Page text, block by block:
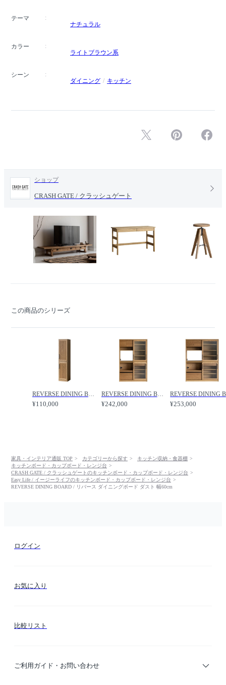
テーマ
ナチュラル
カラー
ライトブラウン系
シーン
ダイニング
キッチン
ショップ
CRASH GATE / クラッシュゲート
この商品のシリーズ
¥110,000
REVERSE DINING BOARD / リバース ダイニングボード 幅120cm / CRASH GATE / クラッシュゲート
¥242,000 ¥253,000
家具・インテリア通販 TOP カテゴリーから探す
キッチン収納・食器棚
キッチンボード・カップボード・レンジ台
CRASH GATE / クラッシュゲートのキッチンボード・カップボード・レンジ台
Easy Life / イージーライフのキッチンボード・カップボード・レンジ台
REVERSE DINING BOARD / リバース ダイニングボード ダスト 幅60cm
ログイン
お気に入り
比較リスト
ご利用ガイド・お問い合わせ